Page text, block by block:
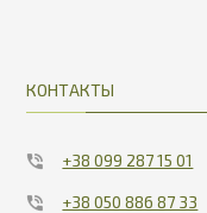
КОНТАКТЫ
+38 099 287 15 01
+38 050 886 87 33